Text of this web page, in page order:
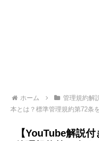
ホーム 管理規約解
本とは？標準管理規約第72条
【YouTube解説